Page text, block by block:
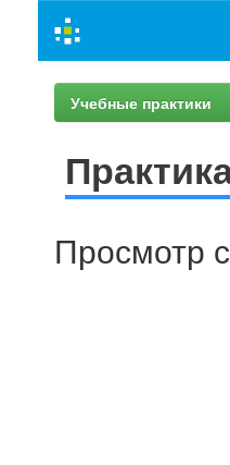
navigation
Учебные практики
Просмотр